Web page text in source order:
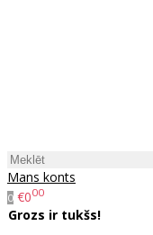
Mans konts
0 €000
Grozs ir tukšs!